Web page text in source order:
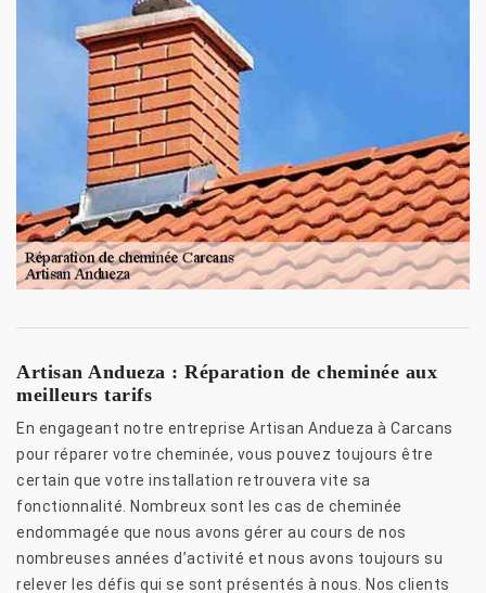
Artisan Andueza : Réparation de cheminée aux
meilleurs tarifs
En engageant notre entreprise Artisan Andueza à Carcans
pour réparer votre cheminée, vous pouvez toujours être
certain que votre installation retrouvera vite sa
fonctionnalité. Nombreux sont les cas de cheminée
endommagée que nous avons gérer au cours de nos
nombreuses années d’activité et nous avons toujours su
relever les défis qui se sont présentés à nous. Nos clients